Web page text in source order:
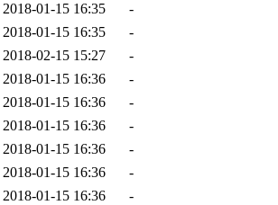
2018-01-15 16:35
-
2018-01-15 16:35
-
2018-02-15 15:27
-
2018-01-15 16:36
-
2018-01-15 16:36
-
2018-01-15 16:36
-
2018-01-15 16:36
-
2018-01-15 16:36
-
2018-01-15 16:36
-